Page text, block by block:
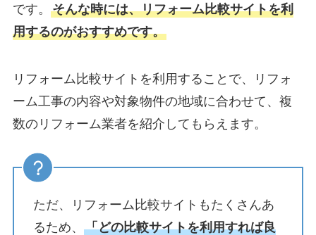
です。 そんな時には、リフォーム比較サイトを利
用するのがおすすめです。
リフォーム比較サイトを利用することで、リフォ
ーム工事の内容や対象物件の地域に合わせて、複
数のリフォーム業者を紹介してもらえます。
ただ、リフォーム比較サイトもたくさんあ
るため、 「どの比較サイトを利用すれば良